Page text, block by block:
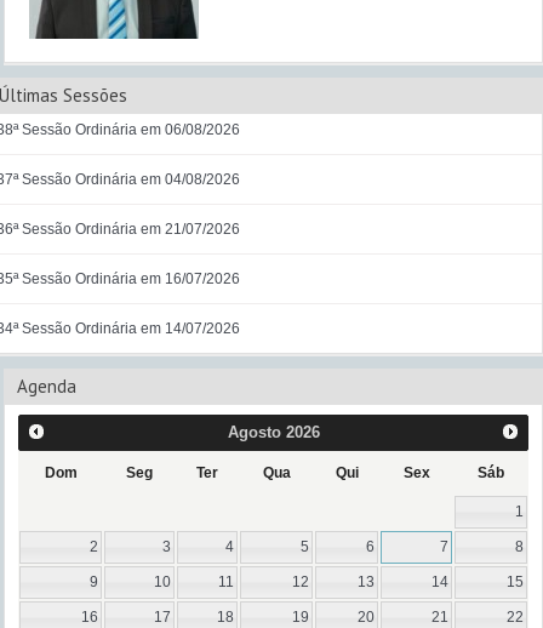
Últimas Sessões
Sessão Ordinária em 06/08/2026
Sessão Ordinária em 04/08/2026
Sessão Ordinária em 21/07/2026
Sessão Ordinária em 16/07/2026
Sessão Ordinária em 14/07/2026
Agenda
Agosto 2026
Dom Seg Ter Qua Qui Sex Sáb
1
2 3 4 5 6 7 8
9 10 11 12 13 14 15
16 17 18 19 20 21 22